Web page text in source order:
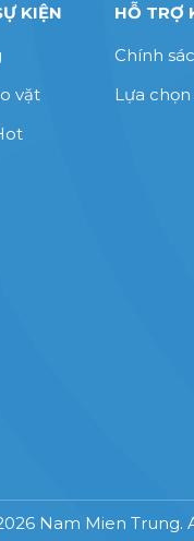
KIỆN
vặt
HỖ TRỢ
Chính
Lựa
Nam Mien Trung.